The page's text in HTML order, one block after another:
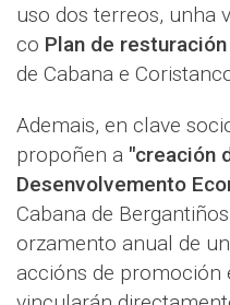
uso dos terreos, unha
co Plan de
de Cabana e
Ademais, en clave
propoñen a "creación
Desenvolvemento
Cabana de
orzamento anual de
accións de promoción